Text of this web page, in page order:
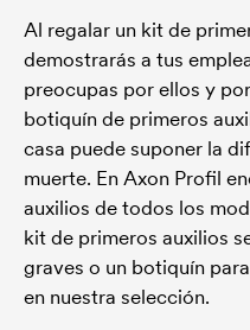
Al regalar un kit de
demostrarás a tus
preocupas por ellos y
botiquín de primeros
casa puede suponer la
muerte. En Axon Profil
auxilios de todos los
kit de primeros auxilios
graves o un botiquín
en nuestra selección.